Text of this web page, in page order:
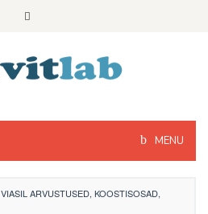
MENU
VIASIL ARVUSTUSED, KOOSTISOSAD,